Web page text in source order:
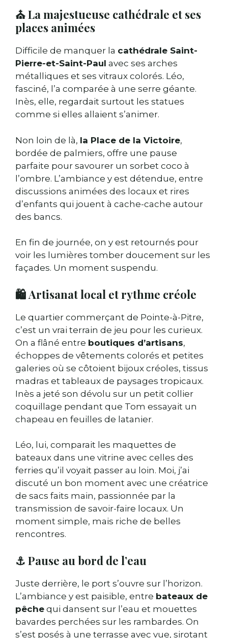
⛪ La majestueuse cathédrale et ses
places animées
Difficile de manquer la cathédrale Saint-
Pierre-et-Saint-Paul avec ses arches
métalliques et ses vitraux colorés. Léo,
fasciné, l’a comparée à une serre géante.
Inès, elle, regardait surtout les statues
comme si elles allaient s’animer.
Non loin de là, la Place de la Victoire,
bordée de palmiers, offre une pause
parfaite pour savourer un sorbet coco à
l’ombre. L’ambiance y est détendue, entre
discussions animées des locaux et rires
d’enfants qui jouent à cache-cache autour
des bancs.
En fin de journée, on y est retournés pour
voir les lumières tomber doucement sur les
façades. Un moment suspendu.
🛍️ Artisanat local et rythme créole
Le quartier commerçant de Pointe-à-Pitre,
c’est un vrai terrain de jeu pour les curieux.
On a flâné entre boutiques d’artisans,
échoppes de vêtements colorés et petites
galeries où se côtoient bijoux créoles, tissus
madras et tableaux de paysages tropicaux.
Inès a jeté son dévolu sur un petit collier
coquillage pendant que Tom essayait un
chapeau en feuilles de latanier.
Léo, lui, comparait les maquettes de
bateaux dans une vitrine avec celles des
ferries qu’il voyait passer au loin. Moi, j’ai
discuté un bon moment avec une créatrice
de sacs faits main, passionnée par la
transmission de savoir-faire locaux. Un
moment simple, mais riche de belles
rencontres.
⚓ Pause au bord de l’eau
Juste derrière, le port s’ouvre sur l’horizon.
L’ambiance y est paisible, entre bateaux de
pêche qui dansent sur l’eau et mouettes
bavardes perchées sur les rambardes. On
s’est posés à une terrasse avec vue, sirotant